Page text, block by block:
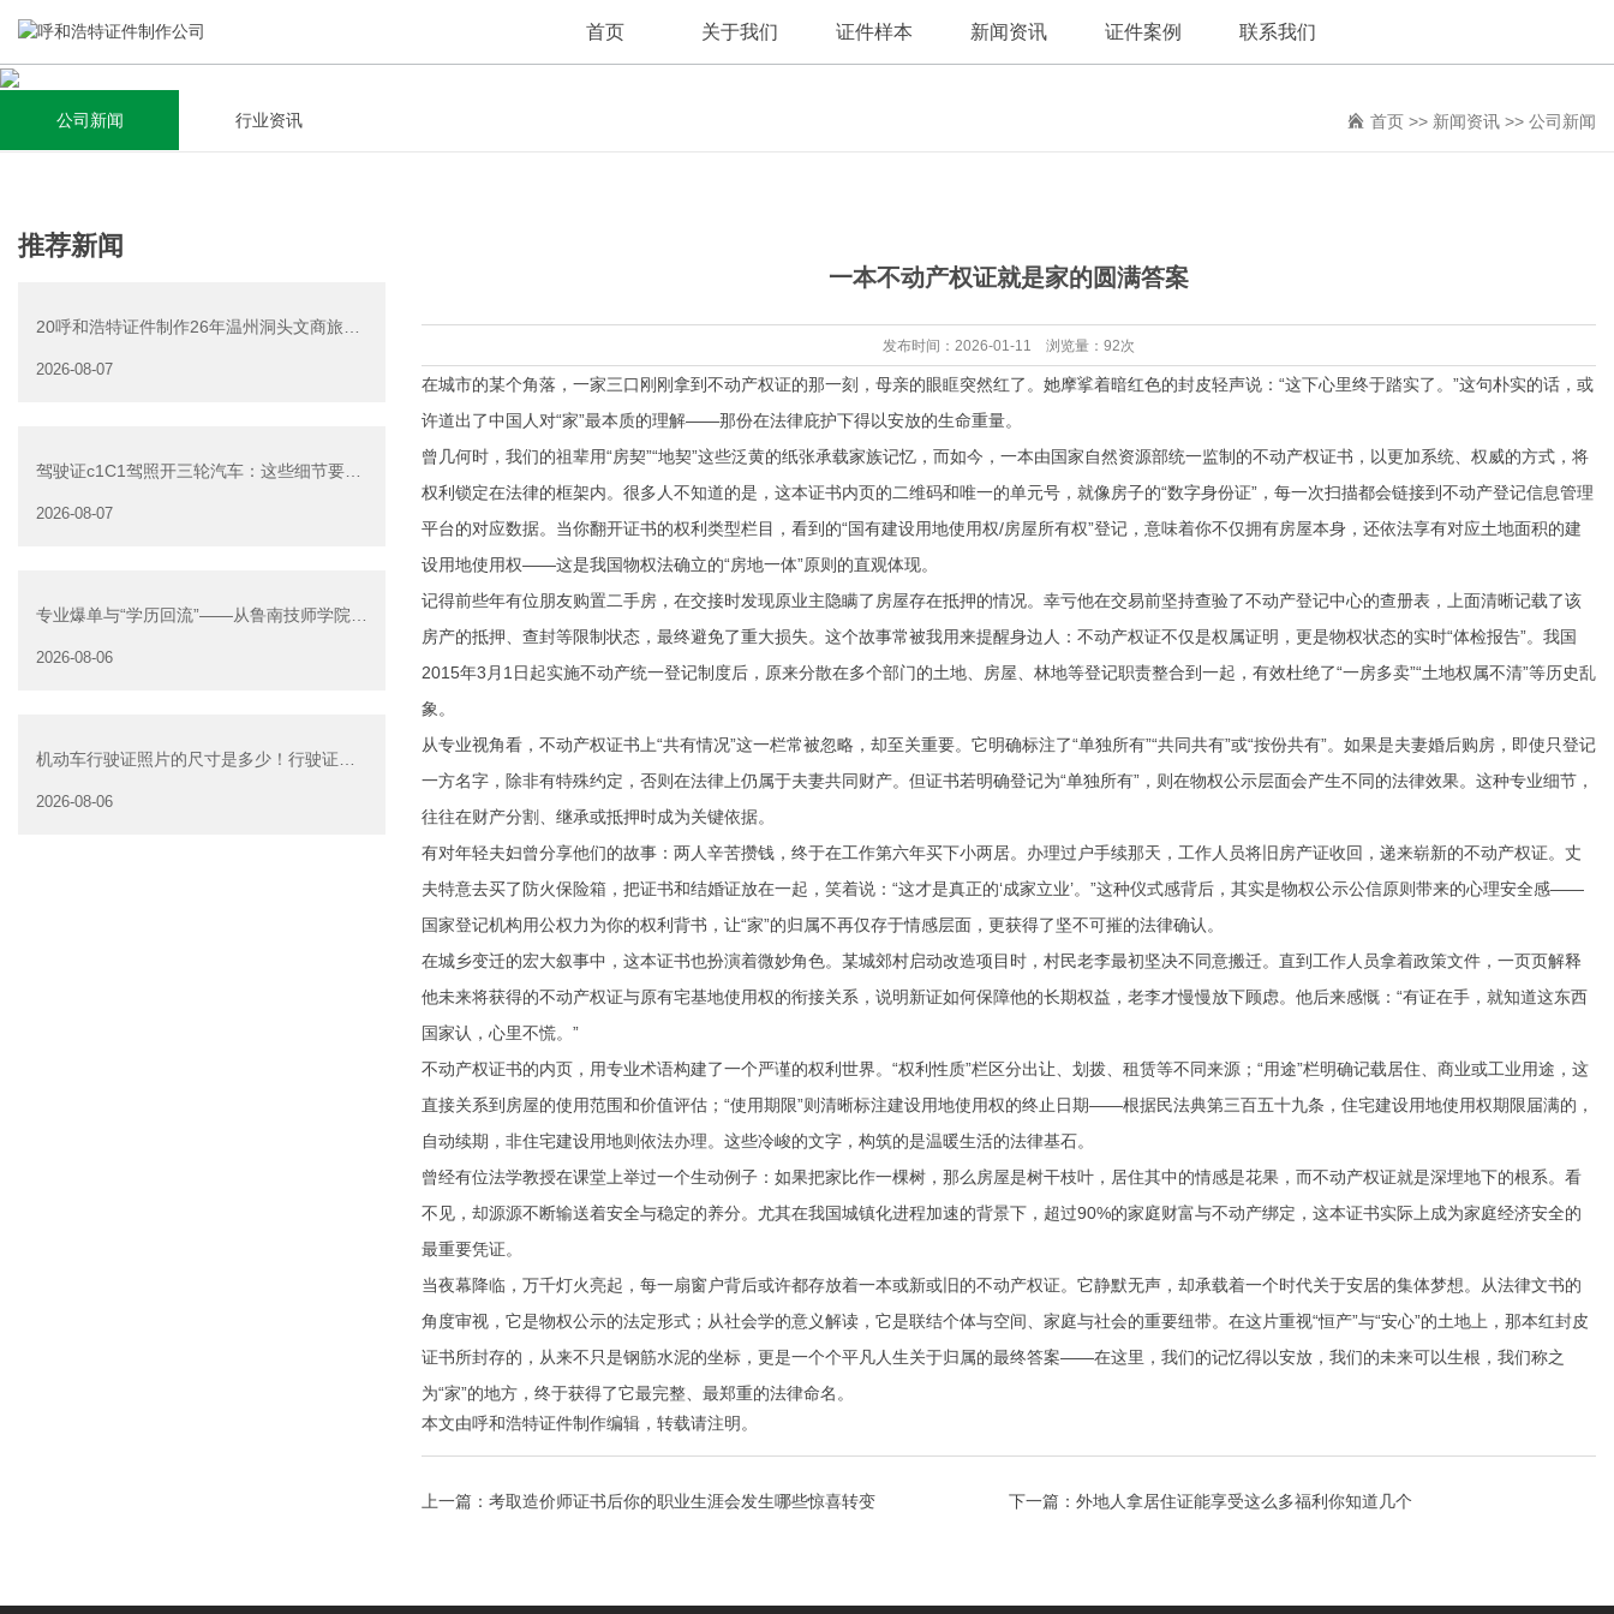
首页 关于我们
关于我们
集研发，设计，制造，安装于一体，多元化的定制需求，为上
千家企业提供过专业定制服务！
查看详情
证件样本 新闻资讯
新闻资讯
全自动流水线规模化生产，准时按期交货，年生产能力超过
40W万方米以上，拥有遍布全国的商务合作伙伴和较为完善的
查看详情
证件案例 联系我们
公司新闻 行业资讯 首页 >> 新闻资讯 >> 公司新闻
推荐新闻
20呼和浩特证件制作26年温州洞头文商旅游
2026-08-07
驾驶证c1C1驾照开三轮汽车：这些细节要注
2026-08-07
专业爆单与“学历回流”——从鲁南技师学院透
2026-08-06
机动车行驶证照片的尺寸是多少！行驶证照
2026-08-06
一本不动产权证就是家的圆满答案
发布时间：2026-01-11 浏览量：92次
在城市的某个角落，一家三口刚刚拿到不动产权证的那一刻，母亲的眼眶突然红了。她摩挲着暗红色的封皮轻声说：“这下心里终于踏实了。”这句朴实的话，或
许道出了中国人对“家”最本质的理解——那份在法律庇护下得以安放的生命重量。
曾几何时，我们的祖辈用“房契”“地契”这些泛黄的纸张承载家族记忆，而如今，一本由国家自然资源部统一监制的不动产权证书，以更加系统、权威的方式，将
权利锁定在法律的框架内。很多人不知道的是，这本证书内页的二维码和唯一的单元号，就像房子的“数字身份证”，每一次扫描都会链接到不动产登记信息管理
平台的对应数据。当你翻开证书的权利类型栏目，看到的“国有建设用地使用权/房屋所有权”登记，意味着你不仅拥有房屋本身，还依法享有对应土地面积的建
设用地使用权——这是我国物权法确立的“房地一体”原则的直观体现。
记得前些年有位朋友购置二手房，在交接时发现原业主隐瞒了房屋存在抵押的情况。幸亏他在交易前坚持查验了不动产登记中心的查册表，上面清晰记载了该
房产的抵押、查封等限制状态，最终避免了重大损失。这个故事常被我用来提醒身边人：不动产权证不仅是权属证明，更是物权状态的实时“体检报告”。我国
2015年3月1日起实施不动产统一登记制度后，原来分散在多个部门的土地、房屋、林地等登记职责整合到一起，有效杜绝了“一房多卖”“土地权属不清”等历史乱
象。
从专业视角看，不动产权证书上“共有情况”这一栏常被忽略，却至关重要。它明确标注了“单独所有”“共同共有”或“按份共有”。如果是夫妻婚后购房，即使只登记
一方名字，除非有特殊约定，否则在法律上仍属于夫妻共同财产。但证书若明确登记为“单独所有”，则在物权公示层面会产生不同的法律效果。这种专业细节，
往往在财产分割、继承或抵押时成为关键依据。
有对年轻夫妇曾分享他们的故事：两人辛苦攒钱，终于在工作第六年买下小两居。办理过户手续那天，工作人员将旧房产证收回，递来崭新的不动产权证。丈
夫特意去买了防火保险箱，把证书和结婚证放在一起，笑着说：“这才是真正的‘成家立业’。”这种仪式感背后，其实是物权公示公信原则带来的心理安全感——
国家登记机构用公权力为你的权利背书，让“家”的归属不再仅存于情感层面，更获得了坚不可摧的法律确认。
在城乡变迁的宏大叙事中，这本证书也扮演着微妙角色。某城郊村启动改造项目时，村民老李最初坚决不同意搬迁。直到工作人员拿着政策文件，一页页解释
他未来将获得的不动产权证与原有宅基地使用权的衔接关系，说明新证如何保障他的长期权益，老李才慢慢放下顾虑。他后来感慨：“有证在手，就知道这东西
国家认，心里不慌。”
不动产权证书的内页，用专业术语构建了一个严谨的权利世界。“权利性质”栏区分出让、划拨、租赁等不同来源；“用途”栏明确记载居住、商业或工业用途，这
直接关系到房屋的使用范围和价值评估；“使用期限”则清晰标注建设用地使用权的终止日期——根据民法典第三百五十九条，住宅建设用地使用权期限届满的，
自动续期，非住宅建设用地则依法办理。这些冷峻的文字，构筑的是温暖生活的法律基石。
曾经有位法学教授在课堂上举过一个生动例子：如果把家比作一棵树，那么房屋是树干枝叶，居住其中的情感是花果，而不动产权证就是深埋地下的根系。看
不见，却源源不断输送着安全与稳定的养分。尤其在我国城镇化进程加速的背景下，超过90%的家庭财富与不动产绑定，这本证书实际上成为家庭经济安全的
最重要凭证。
当夜幕降临，万千灯火亮起，每一扇窗户背后或许都存放着一本或新或旧的不动产权证。它静默无声，却承载着一个时代关于安居的集体梦想。从法律文书的
角度审视，它是物权公示的法定形式；从社会学的意义解读，它是联结个体与空间、家庭与社会的重要纽带。在这片重视“恒产”与“安心”的土地上，那本红封皮
证书所封存的，从来不只是钢筋水泥的坐标，更是一个个平凡人生关于归属的最终答案——在这里，我们的记忆得以安放，我们的未来可以生根，我们称之
为“家”的地方，终于获得了它最完整、最郑重的法律命名。
本文由呼和浩特证件制作编辑，转载请注明。
上一篇： 考取造价师证书后你的职业生涯会发生哪些惊喜转变 下一篇： 外地人拿居住证能享受这么多福利你知道几个